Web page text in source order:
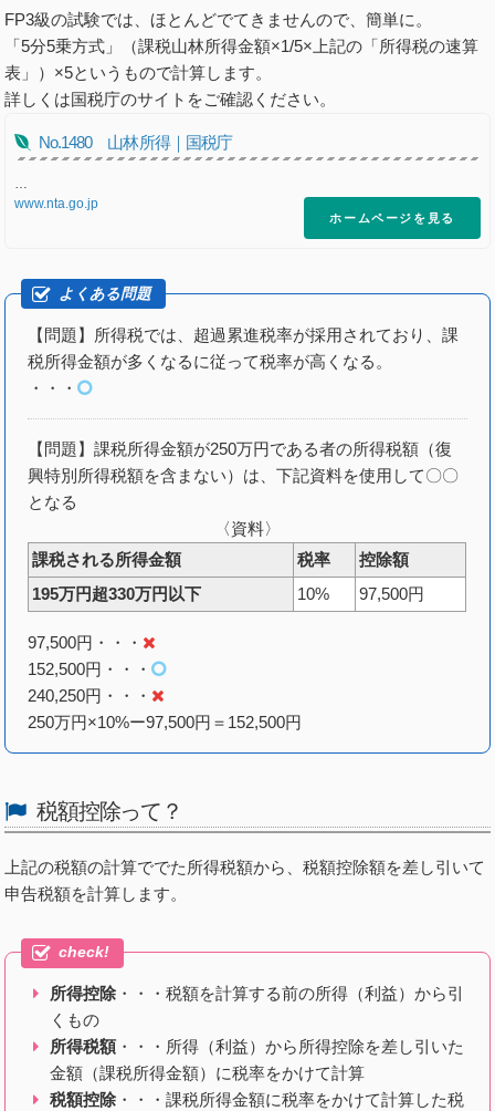
FP3級の試験では、ほとんどでてきませんので、簡単に。
「5分5乗方式」（課税山林所得金額×1/5×上記の「所得税の速算
表」）×5というもので計算します。
詳しくは国税庁のサイトをご確認ください。
No.1480 山林所得｜国税庁
…
www.nta.go.jp
ホームページを見る
【問題】所得税では、超過累進税率が採用されており、課
税所得金額が多くなるに従って税率が高くなる。
・・・
【問題】課税所得金額が250万円である者の所得税額（復
興特別所得税額を含まない）は、下記資料を使用して〇〇
となる
〈資料〉
課税される所得金額
税率
控除額
195万円超330万円以下
10% 97,500円
97,500円・・・
152,500円・・・
240,250円・・・
250万円×10%ー97,500円＝152,500円
税額控除って？
上記の税額の計算ででた所得税額から、税額控除額を差し引いて
申告税額を計算します。
所得控除 ・・・税額を計算する前の所得（利益）から引
くもの
所得税額・・・所得（利益）から所得控除を差し引いた
金額（課税所得金額）に税率をかけて計算
税額控除 ・・・課税所得金額に税率をかけて計算した税